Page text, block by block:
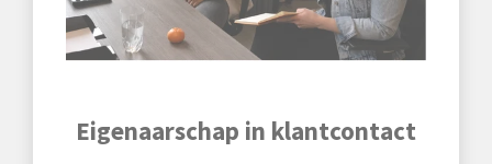
Eigenaarschap in klantcontact